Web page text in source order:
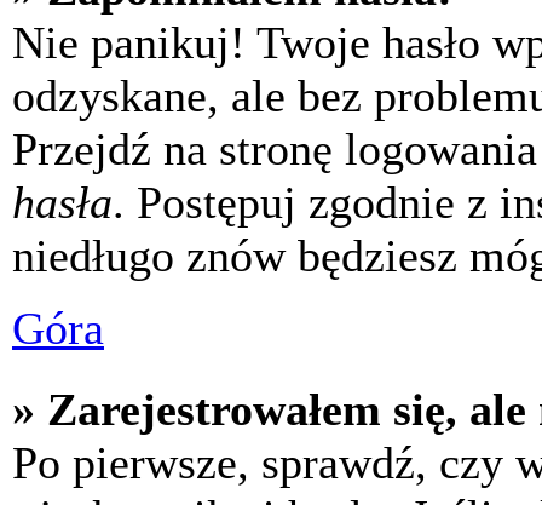
Nie panikuj! Twoje hasło
odzyskane, ale bez
Przejdź na stronę
hasła. Postępuj zgodnie z
niedługo znów będziesz
Góra
» Zarejestrowałem się,
Po pierwsze, sprawdź, czy